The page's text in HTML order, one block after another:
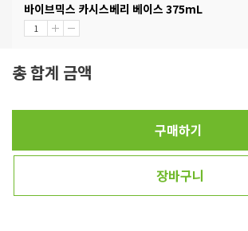
바이브믹스 카시스베리 베이스 375mL
총 합계 금액
구매하기
장바구니